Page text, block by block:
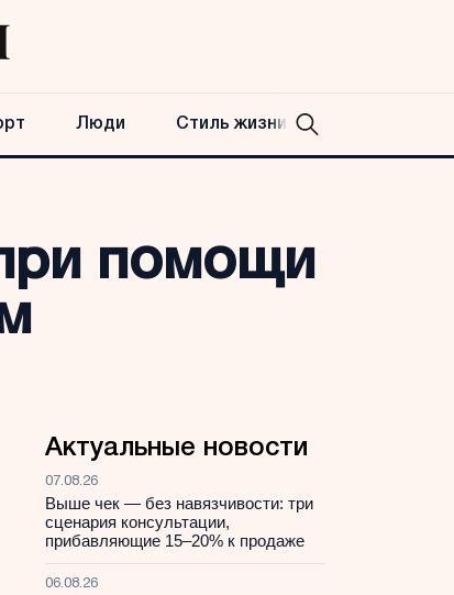
Люди Стиль жизни
помощи
Актуальные новости
07.08.26
Выше чек — без навязчивости: три
сценария консультации,
прибавляющие 15–20% к продаже
06.08.26